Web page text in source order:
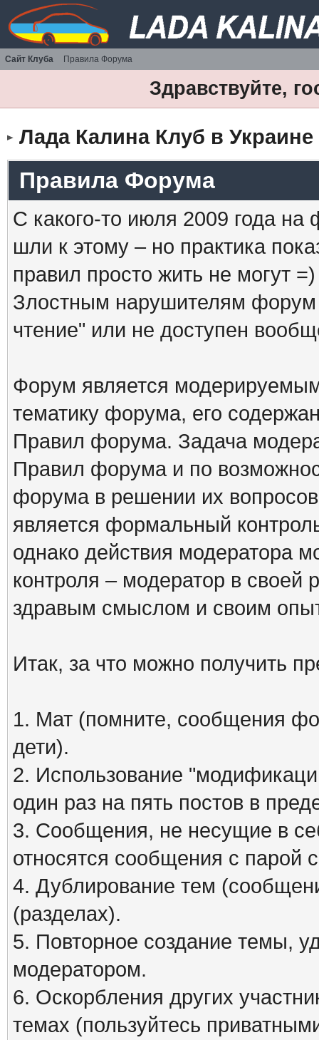
Сайт Клуба Правила Форума
Здравствуйте,
Лада Калина Клуб в Украине
Правила Форума
С какого-то июля 2009 года
шли к этому – но практика
правил просто жить не могут =)
Злостным нарушителям форум
чтение" или не доступен
Форум является
тематику форума, его
Правил форума. Задача
Правил форума и по
форума в решении их
является формальный
однако действия модератора
контроля – модератор в своей
здравым смыслом и своим
Итак, за что можно получить
1. Мат (помните, сообщения
дети).
2. Использование
один раз на пять постов в
3. Сообщения, не несущие в
относятся сообщения с парой
4. Дублирование тем
(разделах).
5. Повторное создание темы,
модератором.
6. Оскорбления других
темах (пользуйтесь